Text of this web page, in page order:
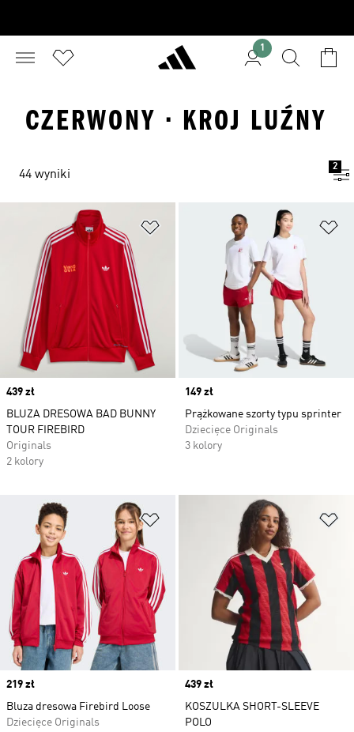
1
CZERWONY · KROJ LUŹNY
44 wyniki
2
Dodaj do listy życzeń
Price
439 zł
BLUZA DRESOWA BAD BUNNY
TOUR FIREBIRD
Originals
2 kolory
Price
149 zł
Prążkowane szorty typu sprinter
Dziecięce Originals
3 kolory
Dodaj do listy życzeń
Price
219 zł
Bluza dresowa Firebird Loose
Dziecięce Originals
Price
439 zł
KOSZULKA SHORT-SLEEVE
POLO